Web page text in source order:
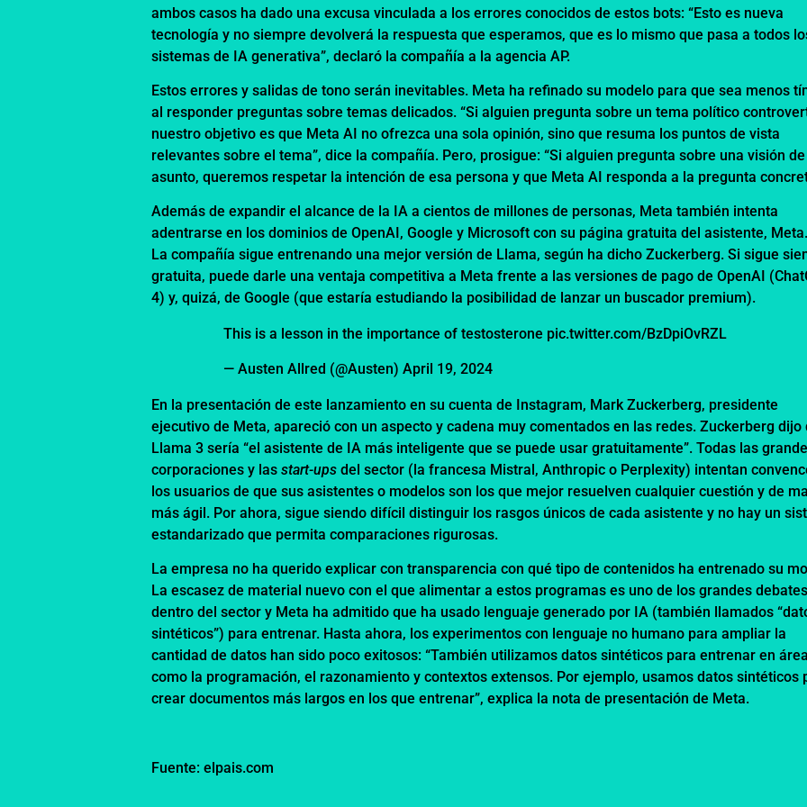
ambos casos ha dado una excusa vinculada a los errores conocidos de estos bots: “Esto es nueva
tecnología y no siempre devolverá la respuesta que esperamos, que es lo mismo que pasa a todos
sistemas de IA generativa”, declaró la compañía a la agencia AP.
Estos errores y salidas de tono serán inevitables. Meta ha refinado su modelo para que sea menos
al responder preguntas sobre temas delicados. “Si alguien pregunta sobre un tema político
nuestro objetivo es que Meta AI no ofrezca una sola opinión, sino que resuma los puntos de vista
relevantes sobre el tema”, dice la compañía. Pero, prosigue: “Si alguien pregunta sobre una visión
asunto, queremos respetar la intención de esa persona y que Meta AI responda a la pregunta
Además de expandir el alcance de la IA a cientos de millones de personas, Meta también intenta
adentrarse en los dominios de OpenAI, Google y Microsoft con su página gratuita del asistente,
La compañía sigue entrenando una mejor versión de Llama, según ha dicho Zuckerberg. Si sigue
gratuita, puede darle una ventaja competitiva a Meta frente a las versiones de pago de OpenAI
4) y, quizá, de Google (que estaría estudiando la posibilidad de lanzar un buscador premium).
This is a lesson in the importance of testosterone pic.twitter.com/BzDpiOvRZL
— Austen Allred (@Austen)April 19, 2024
En la presentación de este lanzamiento en su cuenta de Instagram, Mark Zuckerberg, presidente
ejecutivo de Meta, apareció con un aspecto y cadena muy comentados en las redes. Zuckerberg dijo
Llama 3 sería “el asistente de IA más inteligente que se puede usar gratuitamente”. Todas las
corporaciones y lasstart-ups del sector (la francesa Mistral, Anthropic o Perplexity) intentan
los usuarios de que sus asistentes o modelos son los que mejor resuelven cualquier cuestión y de
más ágil. Por ahora, sigue siendo difícil distinguir los rasgos únicos de cada asistente y no hay un
estandarizado que permita comparaciones rigurosas.
La empresa no ha querido explicar con transparencia con qué tipo de contenidos ha entrenado su
La escasez de material nuevo con el que alimentar a estos programas es uno de los grandes debates
dentro del sector y Meta ha admitido que ha usado lenguaje generado por IA (también llamados
sintéticos”) para entrenar. Hasta ahora, los experimentos con lenguaje no humano para ampliar la
cantidad de datos han sido poco exitosos: “También utilizamos datos sintéticos para entrenar en
como la programación, el razonamiento y contextos extensos. Por ejemplo, usamos datos sintéticos
crear documentos más largos en los que entrenar”, explica la nota de presentación de Meta.
Fuente: elpais.com